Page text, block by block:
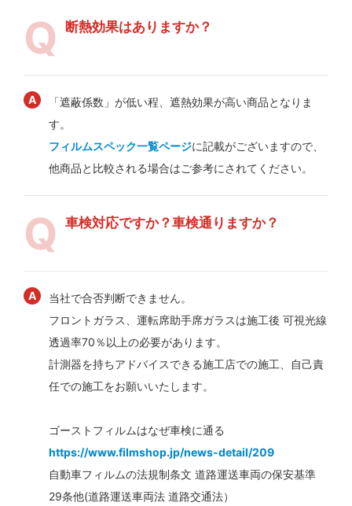
断熱効果はありますか？
「遮蔽係数」が低い程、遮熱効果が高い商品となりま
す。
フィルムスペック一覧ページに記載がございますので、
他商品と比較される場合はご参考にされてください。
車検対応ですか？車検通りますか？
当社で合否判断できません。
フロントガラス、運転席助手席ガラスは施工後 可視光線
透過率70％以上の必要があります。
計測器を持ちアドバイスできる施工店での施工、自己責
任での施工をお願いいたします。
ゴーストフィルムはなぜ車検に通る
https://www.filmshop.jp/news-detail/209
自動車フィルムの法規制条文 道路運送車両の保安基準
29条他(道路運送車両法 道路交通法）